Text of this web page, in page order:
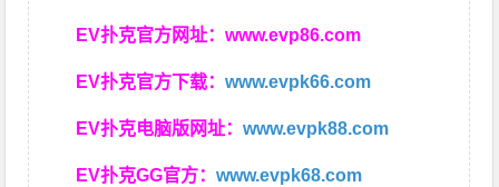
EV扑克官方网址：www.evp86.com
EV扑克官方下载：www.evpk66.com
EV扑克电脑版网址：www.evpk88.com
EV扑克GG官方：www.evpk68.com